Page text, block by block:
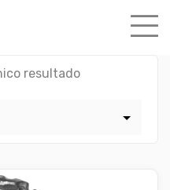
resultado